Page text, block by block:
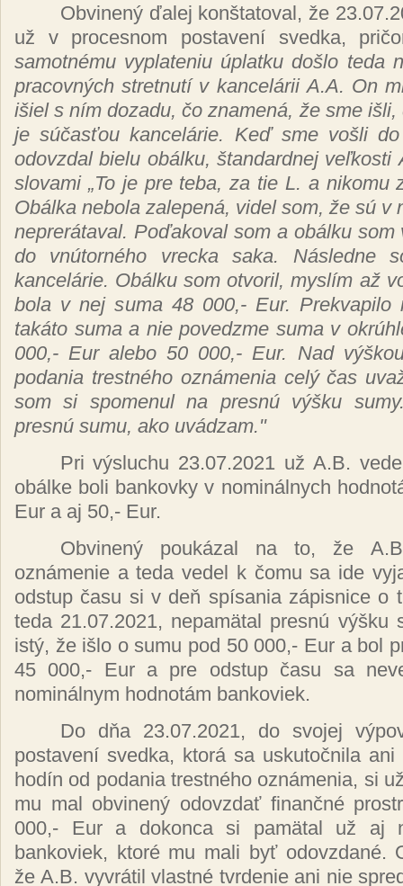
Obvinený ďalej konštatoval, že
už v procesnom postavení svedka,
samotnému vyplateniu úplatku došlo teda
pracovných stretnutí v kanceláriiA.A. On
išielsnímdozadu,čo znamená, že sme išli,
jesúčasťou kancelárie. Keď sme vošli
odovzdal bielu obálku, štandardnej veľkosti
slovami „To je pre teba, za tie L. a nikomu
Obálka nebola zalepená, videl som, že sú v
neprerátaval. Poďakoval som a obálku som
do vnútorného vrecka saka. Následne
kancelárie. Obálkusom otvoril,myslím až
bola v nej suma 48 000,- Eur.
takáto suma a nie povedzme suma v
000,- Eur alebo 50 000,- Eur. Nad
podania trestného oznámenia celý čas
som si spomenul na presnú výšku
presnú sumu, ako uvádzam."
Privýsluchu 23.07.2021 užA.B.
obálke boli bankovky v nominálnych
Eur a aj 50,- Eur.
Obvinený poukázal na to, že
oznámenie a teda vedel k čomusa ide
odstup času si v deň spísania zápisnice o
teda 21.07.2021, nepamätal presnú výšku
istý, že išlo o sumu pod 50 000,- Eur a bol
45 000,- Eur a pre odstup času sa
nominálnym hodnotám bankoviek.
Do dňa 23.07.2021, do svojej
postavení svedka, ktorá sa uskutočnila ani
hodín od podaniatrestného oznámenia, si
mu mal obvinený odovzdať finančné
000,- Eur a dokonca si pamätal už aj
bankoviek, ktoré mu mali byť odovzdané.
žeA.B. vyvrátil vlastné tvrdenie ani nie